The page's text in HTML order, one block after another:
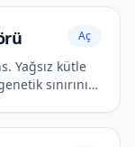
Aç
Yağsız kütle
sınırınızı